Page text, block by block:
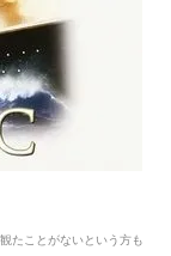
たことがないという方も